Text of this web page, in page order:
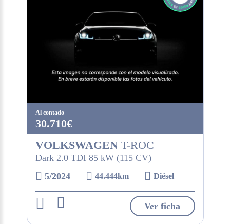
Al contado
30.710€
VOLKSWAGENT-ROC
Dark 2.0 TDI 85 kW (115 CV)
5/2024
44.444km Diésel
Ver ficha